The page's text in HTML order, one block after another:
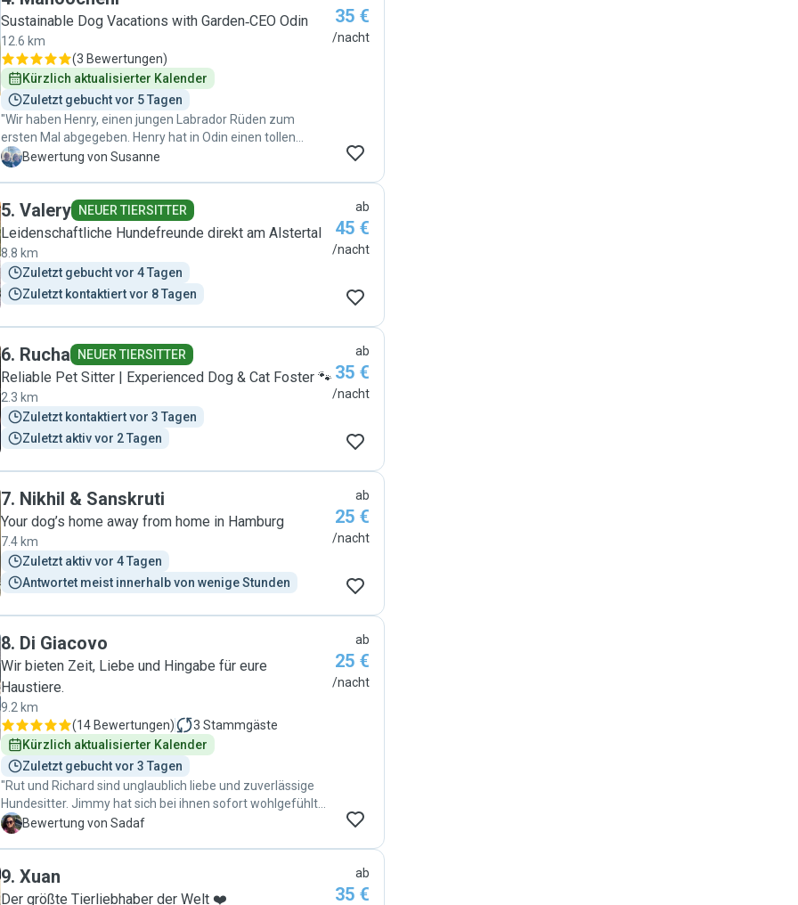
Sustainable Dog Vacations with Garden‑CEO Odin
12.6 km
(3 Bewertungen)
Kürzlich aktualisierter Kalender
Zuletzt gebucht vor 5 Tagen
"Wir haben Henry, einen jungen Labrador Rüden zum
ersten Mal abgegeben. Henry hat in Odin einen tollen
souveränen Kumpel gefunden und nach zwei Wochen viel
verbracht. Mit viel Erfahrung und viel Liebe wurden die
beiden zusammengeführt und sind jetzt best Buddies.
und auch so zusammen den Wald erkunden. Henry wird
sich freuen und wir uns auch! Dankeschön!"
S Bewertung von Susanne
35 €
/nacht
5. Valery NEUER TIERSITTER
Leidenschaftliche Hundefreunde direkt am Alstertal
8.8 km
Zuletzt gebucht vor 4 Tagen
Zuletzt kontaktiert vor 8 Tagen
ab
45 €
/nacht
6. Rucha NEUER TIERSITTER
Reliable Pet Sitter | Experienced Dog & Cat Foster 🐾
2.3 km
Zuletzt kontaktiert vor 3 Tagen
Zuletzt aktiv vor 2 Tagen
ab
35 €
/nacht
7. Nikhil & Sanskruti
Your dog’s home away from home in Hamburg
7.4 km
Zuletzt aktiv vor 4 Tagen
Antwortet meist innerhalb von wenige Stunden
ab
25 €
/nacht
8. Di Giacovo
Wir bieten Zeit, Liebe und Hingabe für eure
Haustiere.
9.2 km
(14 Bewertungen) 3 Stammgäste
Kürzlich aktualisierter Kalender
Zuletzt gebucht vor 3 Tagen
"Rut und Richard sind unglaublich liebe und zuverlässige
Hundesitter. Jimmy hat sich bei ihnen sofort wohlgefühlt
und man konnte sehen, dass er sie wirklich sehr mag.
sein. Sie haben uns regelmäßig Fotos und Videos
geschickt, was uns sehr gefreut hat. Besonders schön war
S Bewertung von Sadaf
ab
25 €
/nacht
9. Xuan
Der größte Tierliebhaber der Welt ❤️
ab
35 €